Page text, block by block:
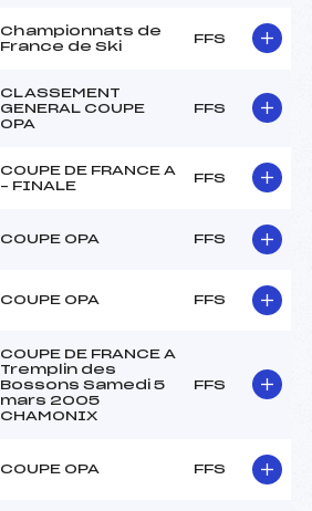
Championnats de
France de Ski
FFS
CLASSEMENT
GENERAL COUPE
OPA
FFS
COUPE DE FRANCE A
– FINALE
FFS
COUPE OPA FFS
COUPE OPA FFS
COUPE DE FRANCE A
Tremplin des
Bossons Samedi 5
mars 2005
CHAMONIX
FFS
COUPE OPA FFS